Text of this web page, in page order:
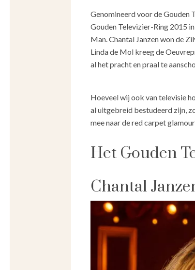
Genomineerd voor de Gouden
Gouden Televizier-Ring 2015
Man. Chantal Janzen wonde
Linda de Mol kreeg de
al het pracht en praal te
Hoeveel wij ook van televisie
al uitgebreid bestudeerd zijn,
mee naar de red carpet
Het Gouden
Chantal